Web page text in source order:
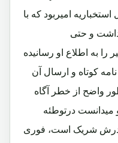
امیربود که با
و حتی
به اطلاع او رسانیده
کوتاه و ارسال آن
واضح از خطر آگاه
درتوطئه
شریک است، فوری